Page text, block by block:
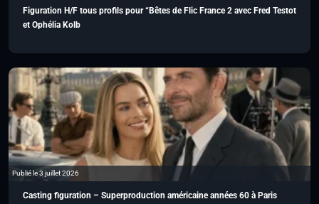
Figuration H/F tous profils pour “Bêtes de Flic France 2 avec Fred Testot
et Ophélia Kolb
Publié le 3 juillet 2026
Casting figuration – Superproduction américaine années 60 à Paris